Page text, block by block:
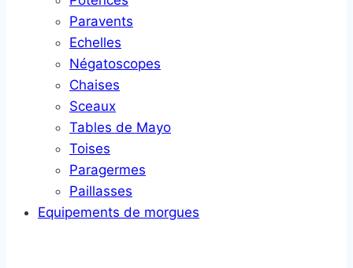
Paravents
Echelles
Négatoscopes
Chaises
Sceaux
Tables de Mayo
Toises
Paragermes
Paillasses
Equipements de morgues